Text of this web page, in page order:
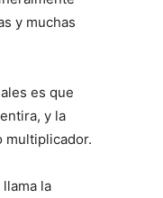
y muchas
es que
y la
multiplicador.
la